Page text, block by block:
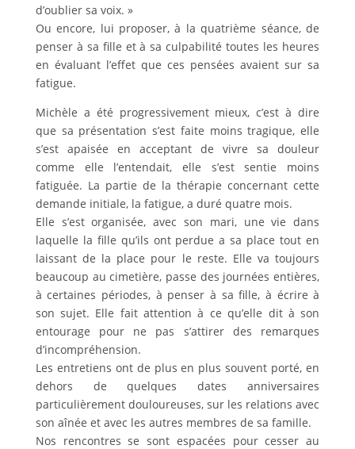
d’oublier sa voix. »
Ou encore, lui proposer, à la quatrième séance, de
penser à sa fille et à sa culpabilité toutes les heures
en évaluant l’effet que ces pensées avaient sur sa
fatigue.
Michèle a été progressivement mieux, c’est à dire
que sa présentation s’est faite moins tragique, elle
s’est apaisée en acceptant de vivre sa douleur
comme elle l’entendait, elle s’est sentie moins
fatiguée. La partie de la thérapie concernant cette
demande initiale, la fatigue, a duré quatre mois.
Elle s’est organisée, avec son mari, une vie dans
laquelle la fille qu’ils ont perdue a sa place tout en
laissant de la place pour le reste. Elle va toujours
beaucoup au cimetière, passe des journées entières,
à certaines périodes, à penser à sa fille, à écrire à
son sujet. Elle fait attention à ce qu’elle dit à son
entourage pour ne pas s’attirer des remarques
d’incompréhension.
Les entretiens ont de plus en plus souvent porté, en
dehors de quelques dates anniversaires
particulièrement douloureuses, sur les relations avec
son aînée et avec les autres membres de sa famille.
Nos rencontres se sont espacées pour cesser au